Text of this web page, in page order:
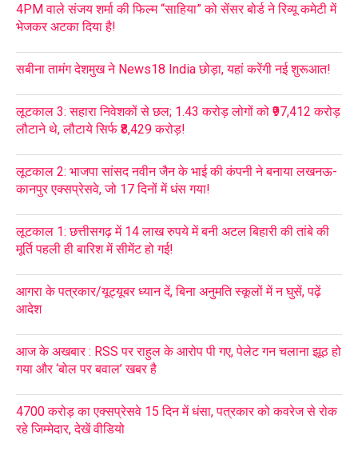
4PM वाले संजय शर्मा की फिल्म “साहिया” को सेंसर बोर्ड ने रिव्यू कमेटी में
भेजकर अटका दिया है!
सबीना तामंग देशमुख ने News18 India छोड़ा, यहां करेंगी नई शुरूआत!
लूटकाल 3: सहारा निवेशकों से छल; 1.43 करोड़ लोगों को ₹97,412 करोड़
लौटाने थे, लौटाये सिर्फ ₹8,429 करोड़!
लूटकाल 2: भाजपा सांसद नवीन जैन के भाई की कंपनी ने बनाया लखनऊ-
कानपुर एक्सप्रेसवे, जो 17 दिनों में धंस गया!
लूटकाल 1: छत्तीसगढ़ में 14 लाख रुपये में बनी अटल बिहारी की तांबे की
मूर्ति पहली ही बारिश में सीमेंट हो गई!
आगरा के पत्रकार/यूट्यूबर ध्यान दें, बिना अनुमति स्कूलों में न घुसें, पढ़ें
आदेश
आज के अखबार : RSS पर राहुल के आरोप पी गए, पेलेट गन चलाना झूठ हो
गया और ‘बोल पर बवाल’ खबर है
4700 करोड़ का एक्सप्रेसवे 15 दिन में धंसा, पत्रकार को कवरेज से रोक
रहे जिम्मेदार, देखें वीडियो